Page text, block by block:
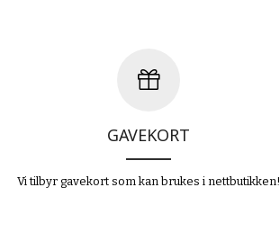
GAVEKORT
Vi tilbyr gavekort som kan brukes i nettbutikken!